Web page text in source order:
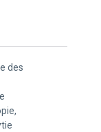
des